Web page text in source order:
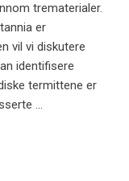
trematerialer.
er
vil vi diskutere
identifisere
termittene er
...